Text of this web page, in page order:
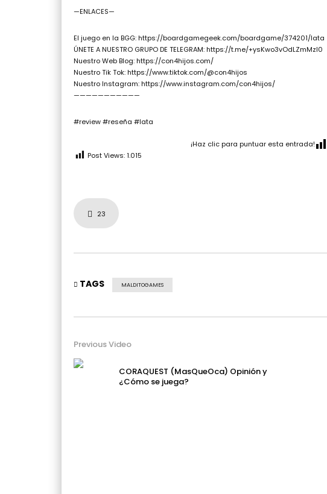
—ENLACES—
El juego en la BGG: https://boardgamegeek.com/boardgame/374201/lata
ÚNETE A NUESTRO GRUPO DE TELEGRAM: https://t.me/+ysKwo3vOdLZmMzI0
Nuestro Web Blog: https://con4hijos.com/
Nuestro Tik Tok: https://www.tiktok.com/@con4hijos
Nuestro Instagram: https://www.instagram.com/con4hijos/
———————————
#review #reseña #lata
¡Haz clic para puntuar esta entrada!
Post Views:1.015
23
TAGS MALDITOGAMES
Previous Video
CORAQUEST (MasQueOca) Opinión y
¿Cómo se juega?